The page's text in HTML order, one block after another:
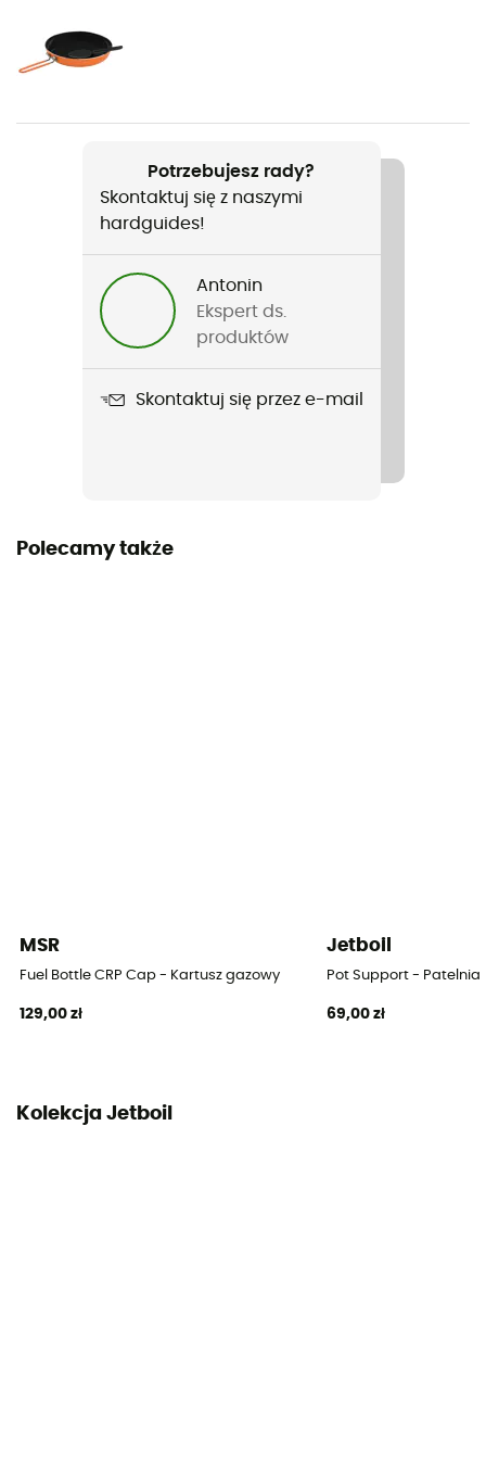
Ciężar
Ouvre cartouche de gaz Crunchit
Potrzebujesz rady?
Skontaktuj się z naszymi
hardguides!
Antonin
Ekspert ds.
produktów
Skontaktuj się przez e-mail
Polecamy także
MSR
Fuel Bottle CRP Cap - Kartusz gazowy
129,00 zł
Jetboil
Pot Support - Patelnia
69,00 zł
Kolekcja Jetboil